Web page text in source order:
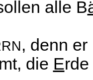
alle B
, denn er
die E